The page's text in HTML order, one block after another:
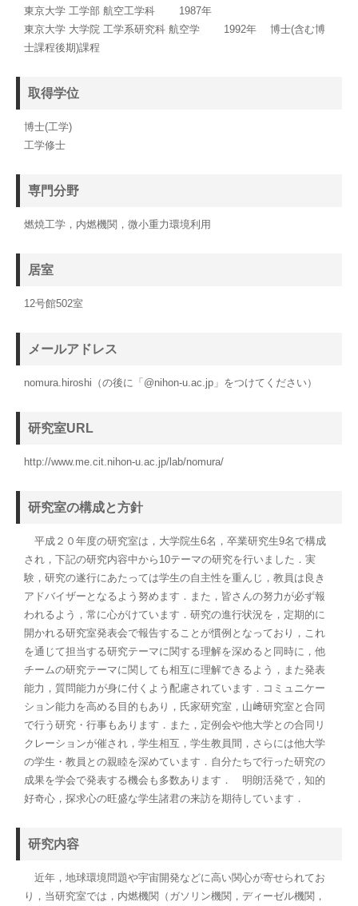
東京大学 工学部 航空工学科 1987年
東京大学 大学院 工学系研究科 航空学 1992年 博士(含む博
士課程後期)課程
取得学位
博士(工学)
工学修士
専門分野
燃焼工学，内燃機関，微小重力環境利用
居室
12号館502室
メールアドレス
nomura.hiroshi（の後に「@nihon-u.ac.jp」をつけてください）
研究室URL
http://www.me.cit.nihon-u.ac.jp/lab/nomura/
研究室の構成と方針
平成２０年度の研究室は，大学院生6名，卒業研究生9名で構成
され，下記の研究内容中から10テーマの研究を行いました．実
験，研究の遂行にあたっては学生の自主性を重んじ，教員は良き
アドバイザーとなるよう努めます．また，皆さんの努力が必ず報
われるよう，常に心がけています．研究の進行状況を，定期的に
開かれる研究室発表会で報告することが慣例となっており，これ
を通じて担当する研究テーマに関する理解を深めると同時に，他
チームの研究テーマに関しても相互に理解できるよう，また発表
能力，質問能力が身に付くよう配慮されています．コミュニケー
ション能力を高める目的もあり，氏家研究室，山﨑研究室と合同
で行う研究・行事もあります．また，定例会や他大学との合同リ
クレーションが催され，学生相互，学生教員間，さらには他大学
の学生・教員との親睦を深めています．自分たちで行った研究の
成果を学会で発表する機会も多数あります． 明朗活発で，知的
好奇心，探求心の旺盛な学生諸君の来訪を期待しています．
研究内容
近年，地球環境問題や宇宙開発などに高い関心が寄せられてお
り，当研究室では，内燃機関（ガソリン機関，ディーゼル機関，